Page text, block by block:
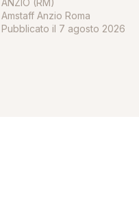
Amstaff Anzio Roma
Pubblicato il 7 agosto 2026